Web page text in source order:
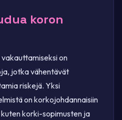
koron
on
jotka vähentävät
riskejä. Yksi
on korkojohdannaisiin
korki-sopimusten ja